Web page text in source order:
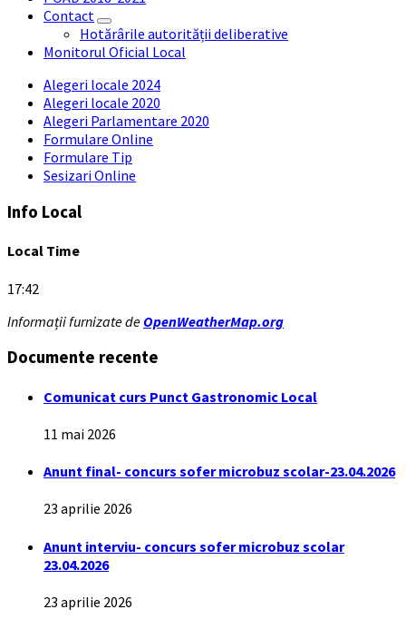
Contact
Hotărârile autorității deliberative
Monitorul Oficial Local
Alegeri locale 2024
Alegeri locale 2020
Alegeri Parlamentare 2020
Formulare Online
Formulare Tip
Sesizari Online
Info Local
Local Time
17:42
Informații furnizate de OpenWeatherMap.org
Documente recente
Comunicat curs Punct Gastronomic Local
11 mai 2026
Anunt final- concurs sofer microbuz scolar-23.04.2026
23 aprilie 2026
Anunt interviu- concurs sofer microbuz scolar
23.04.2026
23 aprilie 2026